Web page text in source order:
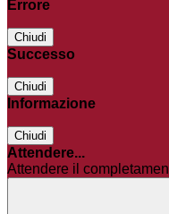
Errore
Chiudi
Successo
Chiudi
Informazione
Chiudi
Attendere...
Attendere il